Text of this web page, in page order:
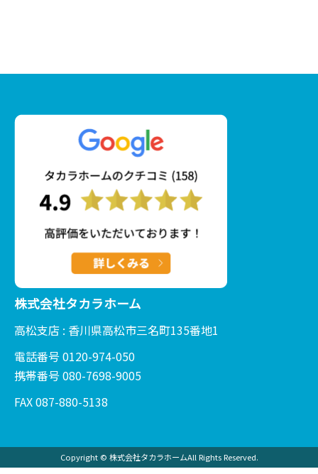
株式会社タカラホーム
高松支店 : 香川県高松市三名町135番地1
電話番号 0120-974-050
携帯番号 080-7698-9005
FAX 087-880-5138
Copyright © 株式会社タカラホームAll Rights Reserved.